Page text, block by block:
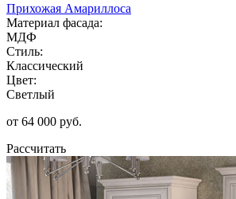
Прихожая Амариллоса
Материал фасада:
МДФ
Стиль:
Классический
Цвет:
Светлый
от 64 000 руб.
Рассчитать